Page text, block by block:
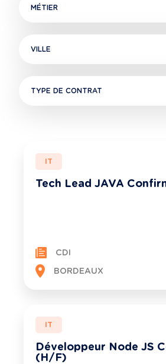
MÉTIER
VILLE
TYPE DE CONTRAT
IT
Tech Lead JAVA
CDI
BORDEAUX
IT
Développeur Node JS
(H/F)